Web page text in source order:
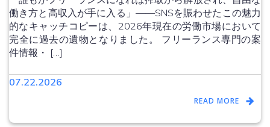
働き方と高収入が手に入る」——SNSを賑わせたこの魅力
的なキャッチコピーは、2026年現在の労働市場において
完全に過去の遺物となりました。 フリーランス専門の案
件情報・ […]
07.22.2026
READ MORE